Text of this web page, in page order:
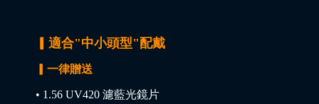
▎適合"中小頭型"配戴
▎一律贈送
• 1.56 UV420 濾藍光鏡片